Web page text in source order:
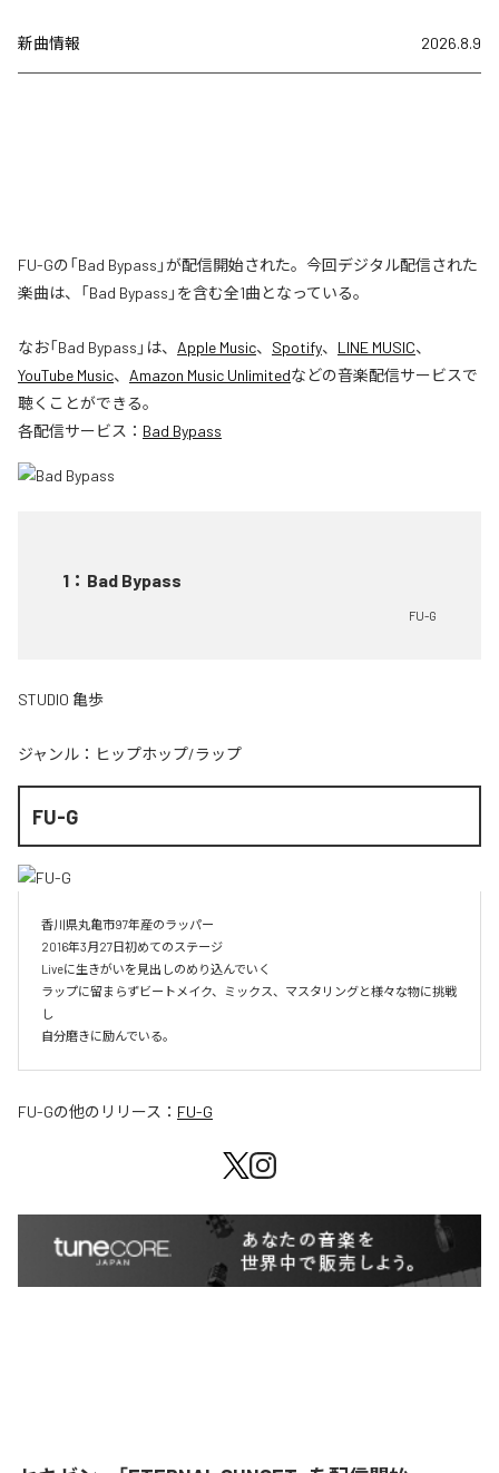
新曲情報 2026.8.9
FU-Gの「Bad Bypass」が配信開始された。今回デジタル配信された
楽曲は、「Bad Bypass」を含む全1曲となっている。
なお「Bad Bypass 」は、 Apple Music、 Spotify、 LINE MUSIC、
YouTube Music、 Amazon Music Unlimitedなどの音楽配信サービスで
聴くことができる。
各配信サービス： Bad Bypass
1 ： Bad Bypass
FU-G
STUDIO 亀歩
ジャンル： ヒップホップ/ラップ
FU-G
香川県丸亀市97年産のラッパー
2016年3月27日初めてのステージ
Liveに生きがいを見出しのめり込んでいく
ラップに留まらずビートメイク、ミックス、マスタリングと様々な物に挑戦
し
自分磨きに励んでいる。
FU-Gの他のリリース： FU-G